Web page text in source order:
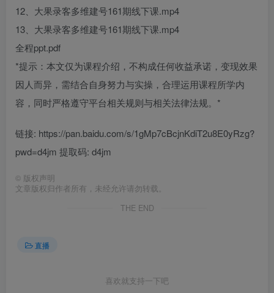
12、大果录客多维建号161期线下课.mp4
13、大果录客多维建号161期线下课.mp4
全程ppt.pdf
*提示：本文仅为课程介绍，不构成任何收益承诺，变现效果
因人而异，需结合自身努力与实操，合理运用课程所学内
容，同时严格遵守平台相关规则与相关法律法规。*
链接: https://pan.baidu.com/s/1gMp7cBcjnKdiT2u8E0yRzg?
pwd=d4jm 提取码: d4jm
© 版权声明
文章版权归作者所有，未经允许请勿转载。
THE END
直播
喜欢就支持一下吧